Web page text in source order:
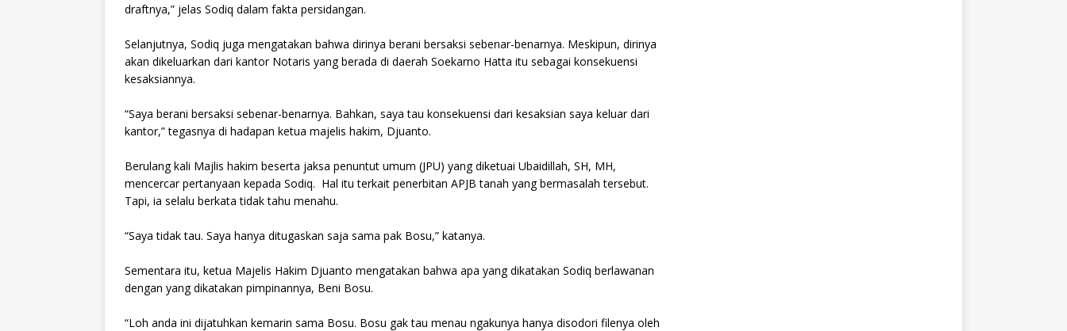
draftnya,” jelas Sodiq dalam fakta persidangan.
Selanjutnya, Sodiq juga mengatakan bahwa dirinya berani bersaksi sebenar-benarnya. Meskipun, dirinya
akan dikeluarkan dari kantor Notaris yang berada di daerah Soekarno Hatta itu sebagai konsekuensi
kesaksiannya.
“Saya berani bersaksi sebenar-benarnya. Bahkan, saya tau konsekuensi dari kesaksian saya keluar dari
kantor,” tegasnya di hadapan ketua majelis hakim, Djuanto.
Berulang kali Majlis hakim beserta jaksa penuntut umum (JPU) yang diketuai Ubaidillah, SH, MH,
mencercar pertanyaan kepada Sodiq. Hal itu terkait penerbitan APJB tanah yang bermasalah tersebut.
Tapi, ia selalu berkata tidak tahu menahu.
“Saya tidak tau. Saya hanya ditugaskan saja sama pak Bosu,” katanya.
Sementara itu, ketua Majelis Hakim Djuanto mengatakan bahwa apa yang dikatakan Sodiq berlawanan
dengan yang dikatakan pimpinannya, Beni Bosu.
“Loh anda ini dijatuhkan kemarin sama Bosu. Bosu gak tau menau ngakunya hanya disodori filenya oleh